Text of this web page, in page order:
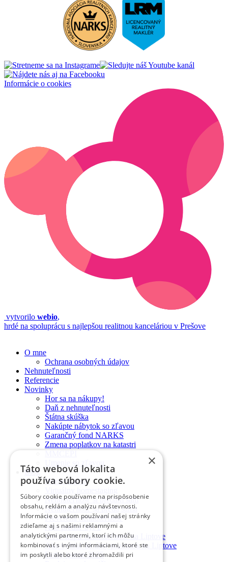
Informácie o cookies
vytvorilo webio,
hrdé na spoluprácu s najlepšou realitnou kanceláriou v Prešove
O mne
Ochrana osobných údajov
Nehnuteľnosti
Referencie
Novinky
Hor sa na nákupy!
Daň z nehnuteľnosti
Štátna skúška
Nakúpte nábytok so zľavou
Garančný fond NARKS
Zmena poplatkov na katastri
Blog
Homestaging
Nehnuteľnosť si predám sám
Nehnuteľnosť sa predá sama
Preverená nehnuteľnosť
Ako predať byt 1
Prečo kúpiť nehnuteľnosť na Liptove
Ako vybrať ideálny pozemok na Liptove
Farby jesene 2025
×
Táto webová lokalita
používa súbory cookie.
Súbory cookie používame na prispôsobenie
obsahu, reklám a analýzu návštevnosti.
Informácie o vašom používaní našej stránky
zdieľame aj s našimi reklamnými a
analytickými partnermi, ktorí ich môžu
kombinovať s inými informáciami, ktoré ste
im poskytli alebo ktoré zhromaždili pri